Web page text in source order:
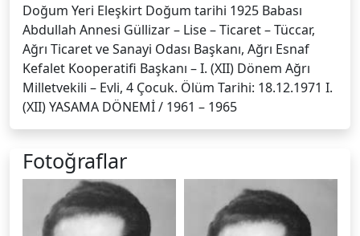
Doğum Yeri Eleşkirt Doğum tarihi 1925 Babası
Abdullah Annesi Güllizar – Lise – Ticaret – Tüccar,
Ağrı Tica­ret ve Sanayi Odası Başkanı, Ağrı Esnaf
Kefalet Kooperatifi Başkanı – I. (XII) Dönem Ağrı
Milletvekili – Evli, 4 Çocuk. Ölüm Tarihi: 18.12.1971 I.
(XII) YASAMA DÖNEMİ / 1961 – 1965
Fotoğraflar